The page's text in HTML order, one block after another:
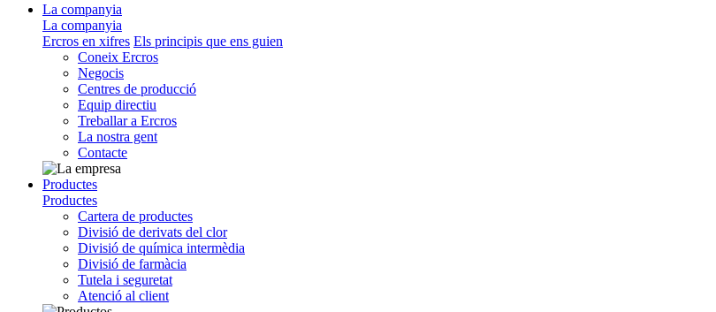
La companyia
La companyia
Ercros en xifres Els principis que ens guien
Coneix Ercros
Negocis
Centres de producció
Equip directiu
Treballar a Ercros
La nostra gent
Contacte
Productes
Productes
Cartera de productes
Divisió de derivats del clor
Divisió de química intermèdia
Divisió de farmàcia
Tutela i seguretat
Atenció al client